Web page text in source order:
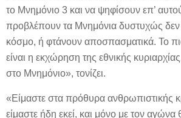
το Μνημόνιο 3 και να ψηφίσουν επ’
προβλέπουν τα Μνημόνια δυστυχώς
κόσμο, ή φτάνουν αποσπασματικά. Το
είναι η εκχώρηση της εθνικής
στο Μνημόνιο», τονίζει.
«Είμαστε στα πρόθυρα ανθρωπιστικής
είμαστε ήδη εκεί, και μόνο με τον αγώνα